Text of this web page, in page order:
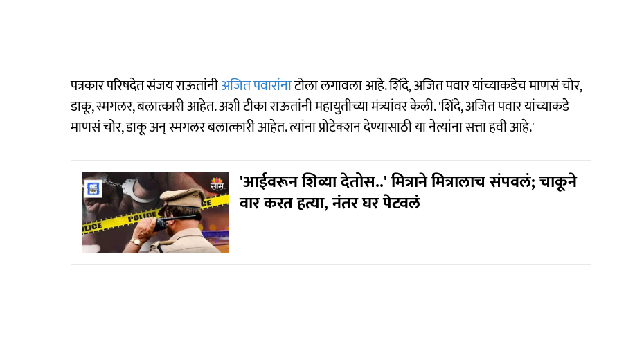
पत्रकार परिषदेत संजय राऊतांनीअजित पवारांनाटोला लगावला आहे. शिंदे, अजित पवार यांच्याकडेच माणसं चोर,
डाकू, स्मगलर, बलात्कारी आहेत. अशी टीका राऊतांनी महायुतीच्या मंत्र्यांवर केली. 'शिंदे, अजित पवार यांच्याकडे
माणसं चोर, डाकू अन् स्मगलर बलात्कारी आहेत. त्यांना प्रोटेक्शन देण्यासाठी या नेत्यांना सत्ता हवी आहे.'
'आईवरून शिव्या देतोस..' मित्राने मित्रालाच संपवलं; चाकूने
वार करत हत्या, नंतर घर पेटवलं